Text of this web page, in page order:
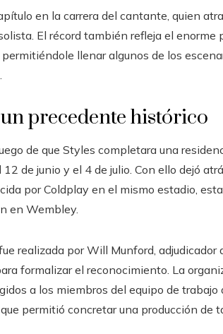
en la carrera del cantante, quien
El récord también refleja el enorme
llenar algunos de los
precedente histórico
de que Styles completara una
de junio y el 4 de julio. Con ello dejó
por Coldplay en el mismo estadio,
en Wembley.
realizada por Will Munford, adjudicador
formalizar el reconocimiento. La
a los miembros del equipo de
permitió concretar una producción de